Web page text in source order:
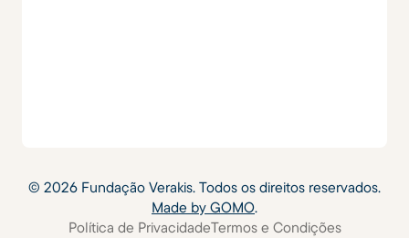
© 2026 Fundação Verakis. Todos os direitos reservados.
Made by GOMO.
Política de PrivacidadeTermos e Condições